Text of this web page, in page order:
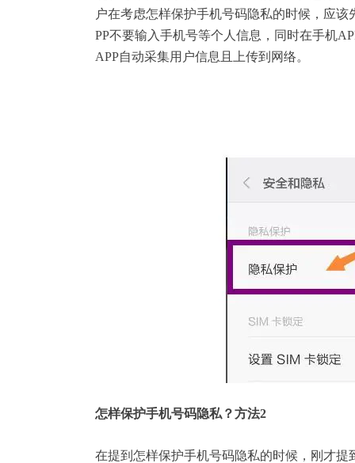
户在考虑怎样保护手机号码隐私的时候，应
PP不要输入手机号等个人信息，同时在手机
APP自动采集用户信息且上传到网络。
怎样保护手机号码隐私？方法2
在提到怎样保护手机号码隐私的时候，刚才